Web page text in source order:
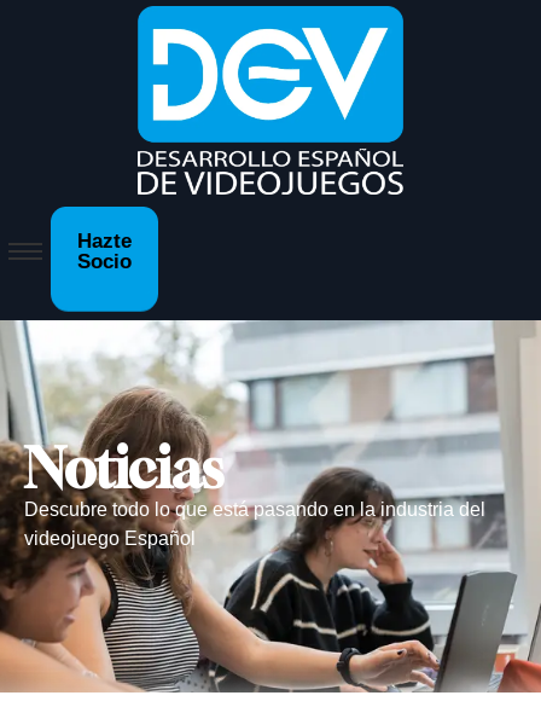
Hazte
Socio
Noticias
Descubre todo lo que está pasando en la industria del
videojuego Español